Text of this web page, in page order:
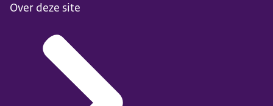
Over deze site